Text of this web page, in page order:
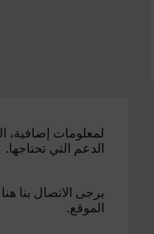
لمعلومات إضافية،
الدعم التي تحتاجها.
يرجى الاتصال بنا
الموقع.